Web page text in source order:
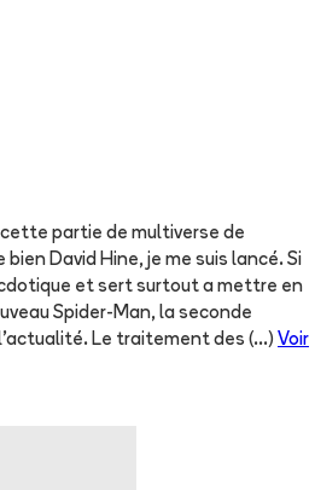
cette partie de multiverse de
bien David Hine, je me suis lancé. Si
et sert surtout a mettre en
Spider-Man, la seconde
Le traitement des (...) Voir